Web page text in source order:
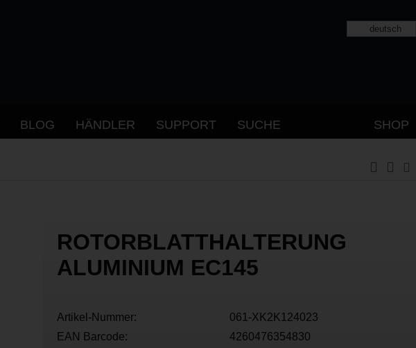
deutsch
BLOG HÄNDLER SUPPORT SUCHE SHOP
ROTORBLATTHALTERUNG
ALUMINIUM EC145
Artikel-Nummer:
061-XK2K124023
EAN Barcode:
4260476354830